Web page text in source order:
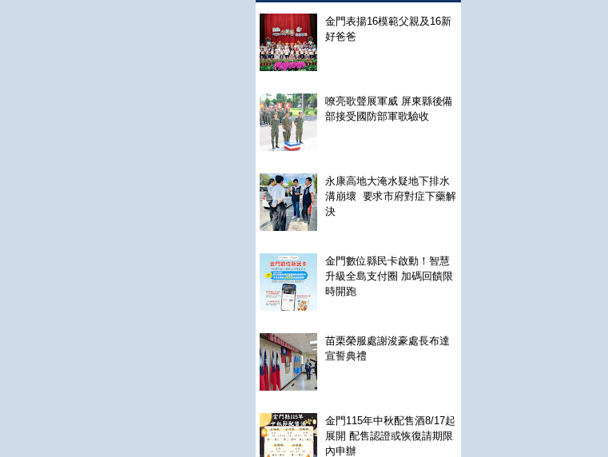
金門表揚16模範父親及16新
好爸爸
嘹亮歌聲展軍威 屏東縣後備
部接受國防部軍歌驗收
永康高地大淹水疑地下排水
溝崩壞 要求市府對症下藥解
決
金門數位縣民卡啟動！智慧
升級全島支付圈 加碼回饋限
時開跑
苗栗榮服處謝浚豪處長布達
宣誓典禮
金門115年中秋配售酒8/17起
展開 配售認證或恢復請期限
內申辦